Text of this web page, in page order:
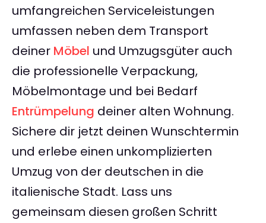
umfangreichen Serviceleistungen
umfassen neben dem Transport
deiner Möbel und Umzugsgüter auch
die professionelle Verpackung,
Möbelmontage und bei Bedarf
Entrümpelung deiner alten Wohnung.
Sichere dir jetzt deinen Wunschtermin
und erlebe einen unkomplizierten
Umzug von der deutschen in die
italienische Stadt. Lass uns
gemeinsam diesen großen Schritt